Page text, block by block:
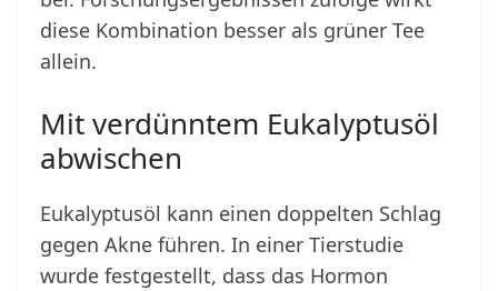
diese Kombination besser als grüner Tee
allein.
Mit verdünntem Eukalyptusöl
abwischen
Eukalyptusöl kann einen doppelten Schlag
gegen Akne führen. In einer Tierstudie
wurde festgestellt, dass das Hormon